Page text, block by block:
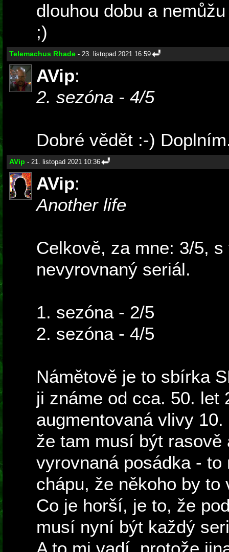
dlouhou dobu a
;)
Telemachus Rhade - 23. listopad 2021 16:59
AVip:
2. sezóna - 4/5
Dobré vědět :-)
AVip - 21. listopad 2021 10:36
AVip:
Another life
Celkově, za mne: 3/5,
nevyrovnaný seriál.
1. sezóna - 2/5
2. sezóna - 4/5
Námětově je to sbírka
ji známe od cca. 50. let
augmentovaná vlivy
že tam musí být rasově
vyrovnaná posádka -
chápu, že někoho by to
Co je horší, je to, že
musí nyní být každý